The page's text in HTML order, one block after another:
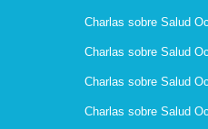
Charlas sobre Salud
Charlas sobre Salud
Charlas sobre Salud
Charlas sobre Salud